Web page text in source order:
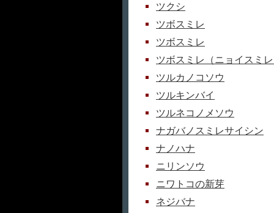
ツクシ
ツボスミレ
ツボスミレ
ツボスミレ（ニョイスミ
ツルカノコソウ
ツルキンバイ
ツルネコノメソウ
ナガバノスミレサイシン
ナノハナ
ニリンソウ
ニワトコの新芽
ネジバナ